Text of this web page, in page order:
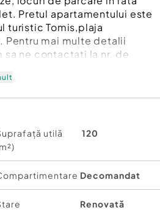
Pretul apartamentului este
turistic Tomis,plaja
Pentru mai multe detalii
sa ne contactati la nr. de
utilă
120
Decomandat
Renovată